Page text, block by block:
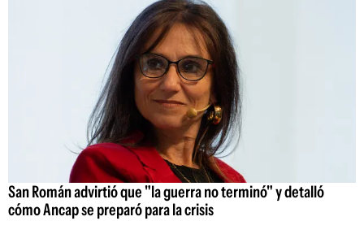
San Román advirtió que "la guerra no terminó" y detalló
cómo Ancap se preparó para la crisis